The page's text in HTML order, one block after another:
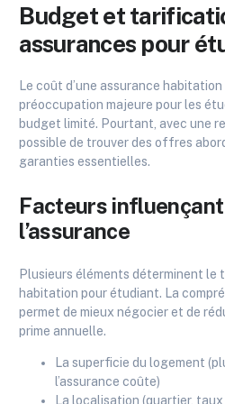
Budget et
assurances pour
Le coût d’une assurance
préoccupation majeure pour les
budget limité. Pourtant, avec une
possible de trouver des offres
garanties essentielles.
Facteurs
l’assurance
Plusieurs éléments déterminent le
habitation pour étudiant. La
permet de mieux négocier et de
prime annuelle.
La superficie du logement
l’assurance coûte)
La localisation (quartier,